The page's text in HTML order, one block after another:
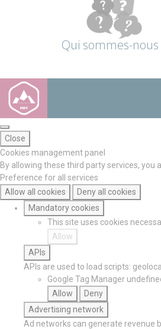
Qui sommes-nous
Close
Cookies management panel
By allowing these third party services,
Preference for all services
Allow all cookies
Deny all cookies
Mandatory cookies
This site uses cookies
Allow
APIs
APIs are used to load scripts:
Google Tag Manager
Allow
Deny
Advertising network
Ad networks can generate revenue